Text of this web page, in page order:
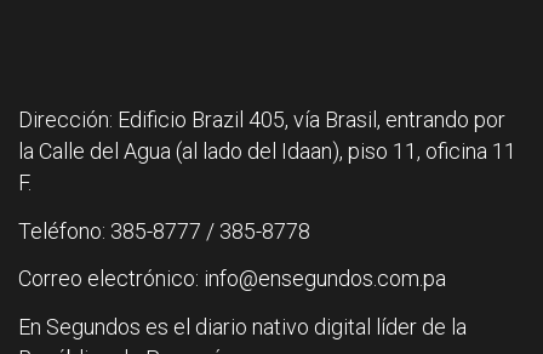
Dirección: Edificio Brazil 405, vía Brasil, entrando por
la Calle del Agua (al lado del Idaan), piso 11, oficina 11
F.
Teléfono: 385-8777 / 385-8778
Correo electrónico: info@ensegundos.com.pa
En Segundos es el diario nativo digital líder de la